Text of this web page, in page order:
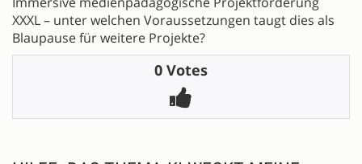
XXXL – unter welchen Voraussetzungen taugt dies als
Blaupause für weitere Projekte?
0 Votes